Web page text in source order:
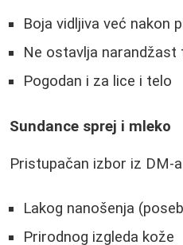
Boja vidljiva već nakon
Ne ostavlja narandžast
Pogodan i za lice i telo
Sundance sprej i mleko
Pristupačan izbor iz DM-
Lakog nanošenja
Prirodnog izgleda kože